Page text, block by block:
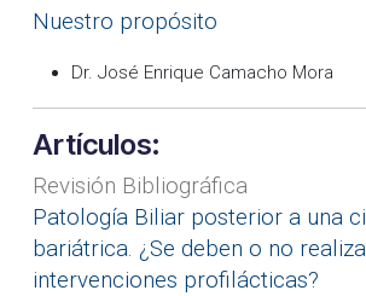
Nuestro propósito
Dr. José Enrique Camacho Mora
Artículos:
Revisión Bibliográfica
Patología Biliar posterior a una
bariátrica. ¿Se deben o no
intervenciones profilácticas?